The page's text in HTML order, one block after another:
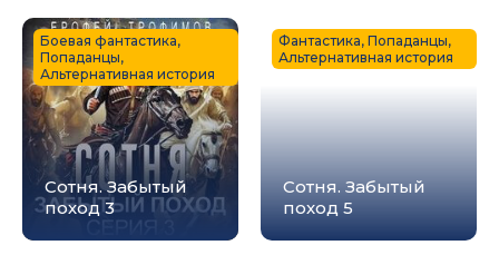
Сотня. Забытый
поход 3
Боевая фантастика,
Попаданцы,
Альтернативная история
Сотня. Забытый
поход 5
Фантастика, Попаданцы,
Альтернативная история